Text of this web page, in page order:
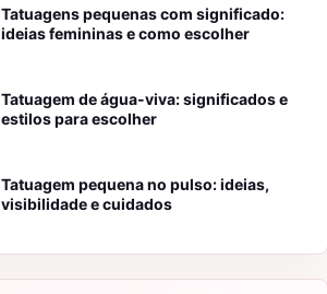
Tatuagens pequenas com significado:
ideias femininas e como escolher
Tatuagem de água-viva: significados e
estilos para escolher
Tatuagem pequena no pulso: ideias,
visibilidade e cuidados